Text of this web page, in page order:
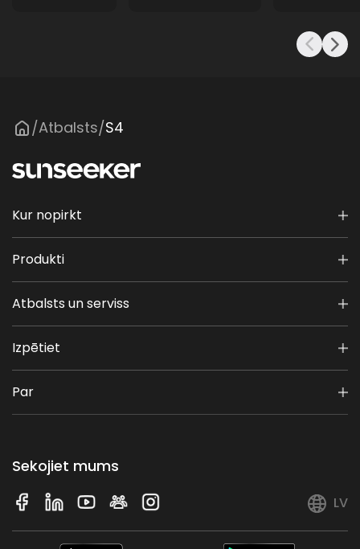
/Atbalsts/S4
Kur nopirkt
Produkti
Atbalsts un serviss
Izpētiet
Par
Sekojiet mums
LV